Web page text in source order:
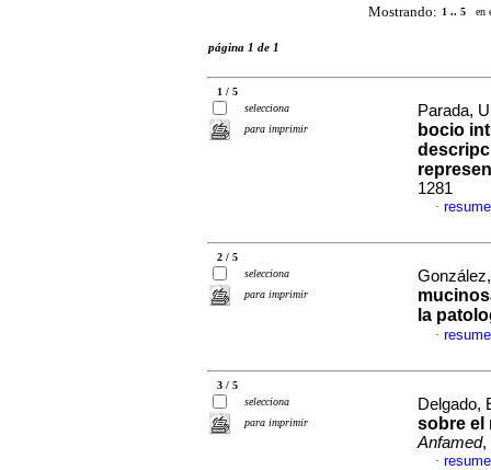
Mostrando: 1 .. 5 en
página 1 de 1
1 / 5
selecciona
para imprimir
Parada,
bocio
1281
·
2 / 5
selecciona
para imprimir
la
·
3 / 5
selecciona
para imprimir
Delgado,
sobre el
Anfamed,
·